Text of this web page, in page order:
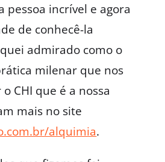
pessoa incrível e agora
de conhecê-la
admirado como o
milenar que nos
CHI que é a nossa
mais no site
alquimia.